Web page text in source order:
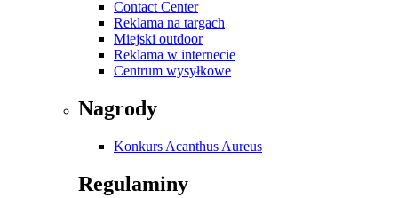
Contact Center
Reklama na targach
Miejski outdoor
Reklama w internecie
Centrum wysyłkowe
Nagrody
Konkurs Acanthus Aureus
Regulaminy